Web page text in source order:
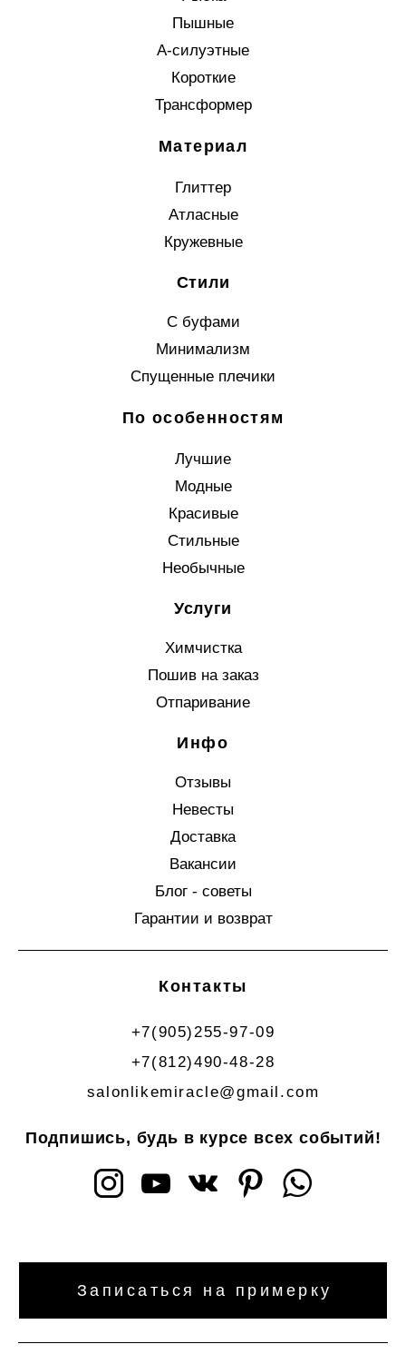
Пышные
А-силуэтные
Короткие
Трансформер
Материал
Глиттер
Атласные
Кружевные
Стили
С буфами
Минимализм
Спущенные плечики
По особенностям
Лучшие
Модные
Красивые
Стильные
Необычные
Услуги
Химчистка
Пошив на заказ
Отпаривание
Инфо
Отзывы
Невесты
Доставка
Вакансии
Блог - советы
Гарантии и возврат
Контакты
+7(905)255-97-09
+7(812)490-48-28
salonlikemiracle@gmail.com
Подпишись, будь в курсе всех событий!
Записаться на примерку